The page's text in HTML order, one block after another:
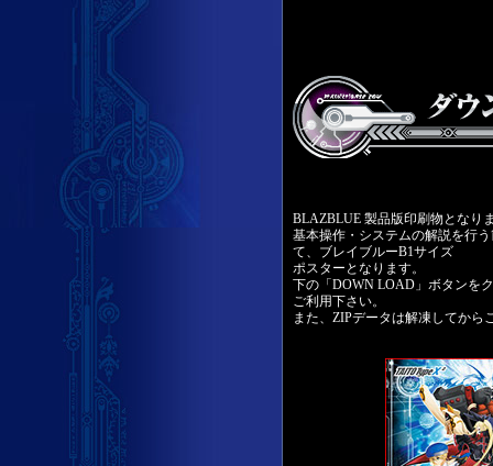
BLAZBLUE 製品版印刷物となり
基本操作・システムの解説を行
て、ブレイブルーB1サイズ
ポスターとなります。
下の「DOWN LOAD」ボタンを
ご利用下さい。
また、ZIPデータは解凍してから